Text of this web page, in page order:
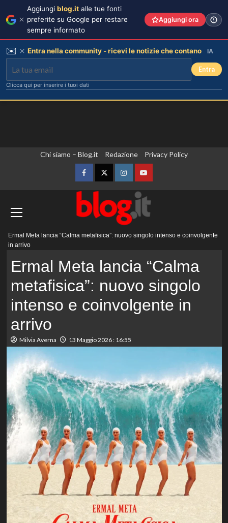
Chi siamo – Blog.it Redazione Privacy Policy
FacebookTwitterInstagramYouTube
principale
Ermal Meta lancia “Calma metafisica”: nuovo singolo intenso e coinvolgente
in arrivo
Ermal Meta lancia “Calma
metafisica”: nuovo singolo
intenso e coinvolgente in
arrivo
Milvia Averna 13 Maggio 2026 : 16:55
Aggiungi blog.it alle tue fonti
preferite su Google per restare
sempre informato
Aggiungi ora
✉️ Entra nella community - ricevi le notizie che contano IA
Entra
Clicca qui per inserire i tuoi dati